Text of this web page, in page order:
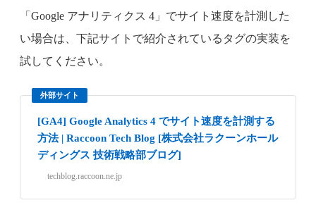
「Google アナリティクス 4」でサイト速度を計測した
い場合は、下記サイトで紹介されているタグの実装を
試してください。
外部サイト
[GA4] Google Analytics 4 でサイト速度を計測する
方法 | Raccoon Tech Blog [株式会社ラクーンホール
ディングス 技術戦略部ブログ]
techblog.raccoon.ne.jp